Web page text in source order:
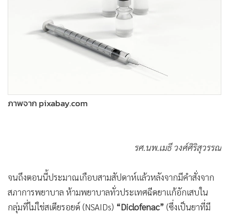
Cyber BIZ
ผู้จัดกวน
Good health & Well-being
• MGR Live
• ต่างประเทศ
• Special Scoop
• เศรษฐกิจ-ธุรกิจ
ภาพจาก pixabay.com
รศ.นพ.เมธี วงศ์ศิริสุวรรณ
จนถึงตอนนี้ประมาณเกือบสามสัปดาห์แล้วหลังจากมีคำสั่งจาก
สภาการพยาบาล ห้ามพยาบาลทั่วประเทศฉีดยาแก้อักเสบใน
กลุ่มที่ไม่ใช่สเตียรอยด์ (NSAIDs) “Diclofenac” (ซึ่งเป็นยาที่มี